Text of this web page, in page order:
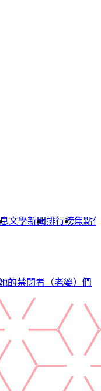
文學新聞排行榜焦點
的禁閉者（老婆）們